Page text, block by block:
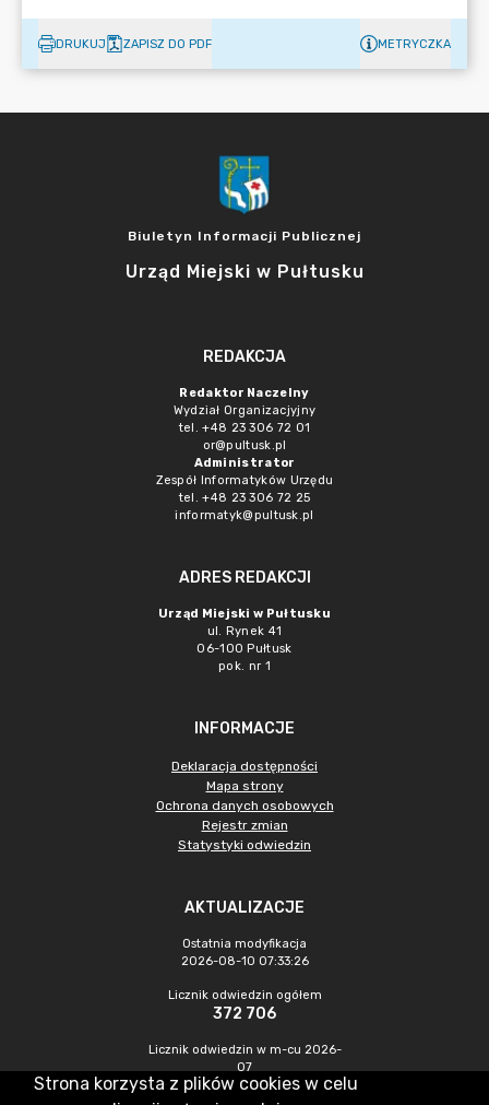
DRUKUJ ZAPISZ DO PDF METRYCZKA
Biuletyn Informacji Publicznej
Urząd Miejski w Pułtusku
REDAKCJA
Redaktor Naczelny
Wydział Organizacjyjny
tel. +48 23 306 72 01
or@pultusk.pl
Administrator
Zespół Informatyków Urzędu
tel. +48 23 306 72 25
informatyk@pultusk.pl
ADRES REDAKCJI
Urząd Miejski w Pułtusku
ul. Rynek 41
06-100 Pułtusk
pok. nr 1
INFORMACJE
Deklaracja dostępności
Mapa strony
Ochrona danych osobowych
Rejestr zmian
Statystyki odwiedzin
AKTUALIZACJE
Ostatnia modyfikacja
2026-08-10 07:33:26
Licznik odwiedzin ogółem
372 706
Licznik odwiedzin w m-cu 2026-
07
1 410
Strona korzysta z plików cookies w celu